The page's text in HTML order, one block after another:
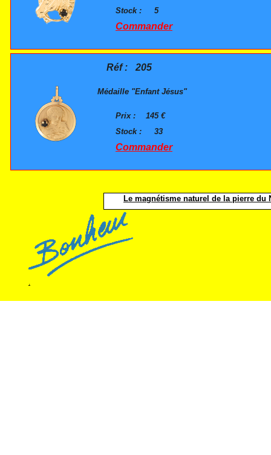
Le magnétisme naturel de la pierre
Stock :
5
Commander
Réf : 205
Médaille "Enfant Jésus"
Prix :
145 €
Stock :
33
Commander
.